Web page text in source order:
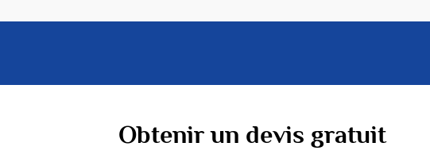
Obtenir un devis gratuit